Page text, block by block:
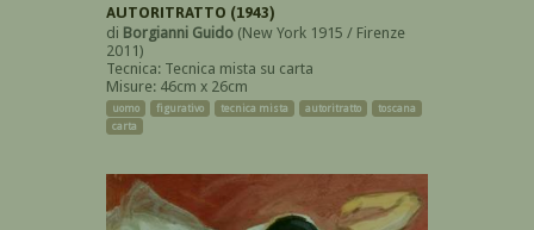
AUTORITRATTO (1943)
di Borgianni Guido (New York 1915 / Firenze
2011)
Tecnica: Tecnica mista su carta
Misure: 46cm x 26cm
uomo figurativo tecnica mista autoritratto
toscana
carta